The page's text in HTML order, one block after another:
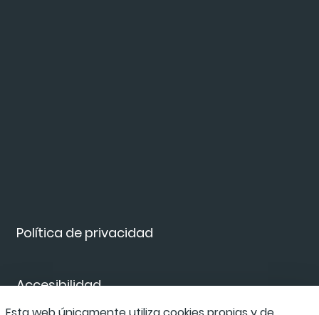
Política de privacidad
Accesibilidad